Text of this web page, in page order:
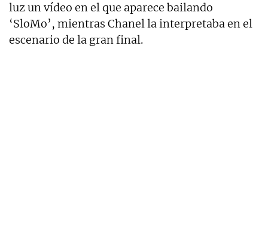
luz un vídeo en el que aparece bailando
‘SloMo’, mientras Chanel la interpretaba en el
escenario de la gran final.